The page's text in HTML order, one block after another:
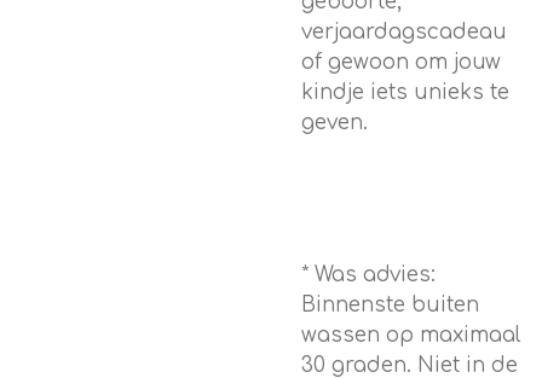
verjaardagscadeau
of gewoon om jouw
kindje iets unieks te
geven.
* Was advies:
Binnenste buiten
wassen op maximaal
30 graden. Niet in de